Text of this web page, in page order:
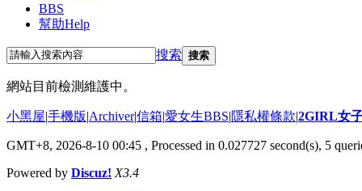
BBS
幫助Help
搜索 搜索
網站目前檢測維護中。
小黑屋|手機版|Archiver|信箱|愛女生BBS|隱私權條款|2GIRL女
GMT+8, 2026-8-10 00:45 , Processed in 0.027727 second(s), 5
Powered by Discuz! X3.4